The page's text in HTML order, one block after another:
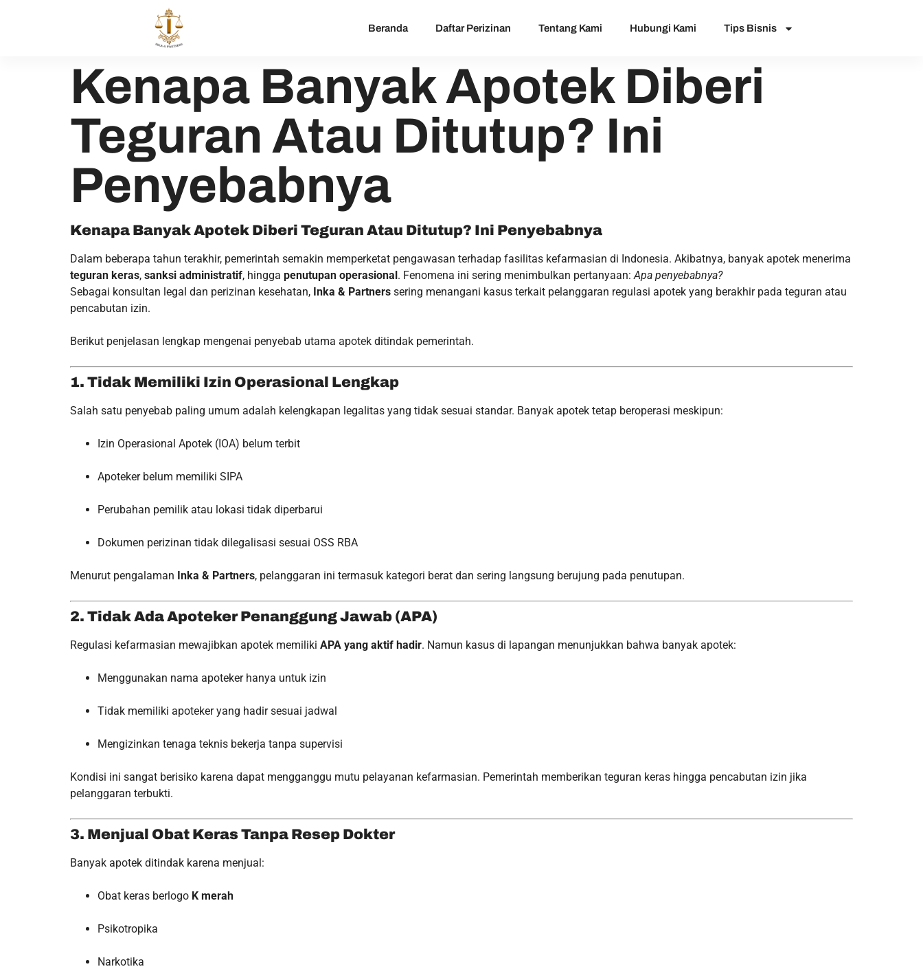
Beranda Daftar Perizinan Tentang Kami Hubungi Kami Tips Bisnis
Kenapa Banyak Apotek Diberi
Teguran Atau Ditutup? Ini
Penyebabnya
Kenapa Banyak Apotek Diberi Teguran Atau Ditutup? Ini Penyebabnya
Dalam beberapa tahun terakhir, pemerintah semakin memperketat pengawasan terhadap fasilitas kefarmasian di Indonesia. Akibatnya, banyak apotek menerima
teguran keras, sanksi administratif, hingga penutupan operasional. Fenomena ini sering menimbulkan pertanyaan:Apa penyebabnya?
Sebagai konsultan legal dan perizinan kesehatan, Inka & Partners sering menangani kasus terkait pelanggaran regulasi apotek yang berakhir pada teguran atau
pencabutan izin.
Berikut penjelasan lengkap mengenai penyebab utama apotek ditindak pemerintah.
1. Tidak Memiliki Izin Operasional Lengkap
Salah satu penyebab paling umum adalah kelengkapan legalitas yang tidak sesuai standar. Banyak apotek tetap beroperasi meskipun:
Izin Operasional Apotek (IOA) belum terbit
Apoteker belum memiliki SIPA
Perubahan pemilik atau lokasi tidak diperbarui
Dokumen perizinan tidak dilegalisasi sesuai OSS RBA
Menurut pengalaman Inka & Partners, pelanggaran ini termasuk kategori berat dan sering langsung berujung pada penutupan.
2. Tidak Ada Apoteker Penanggung Jawab (APA)
Regulasi kefarmasian mewajibkan apotek memiliki APA yang aktif hadir. Namun kasus di lapangan menunjukkan bahwa banyak apotek:
Menggunakan nama apoteker hanya untuk izin
Tidak memiliki apoteker yang hadir sesuai jadwal
Mengizinkan tenaga teknis bekerja tanpa supervisi
Kondisi ini sangat berisiko karena dapat mengganggu mutu pelayanan kefarmasian. Pemerintah memberikan teguran keras hingga pencabutan izin jika
pelanggaran terbukti.
3. Menjual Obat Keras Tanpa Resep Dokter
Banyak apotek ditindak karena menjual:
Obat keras berlogo K merah
Psikotropika
Narkotika